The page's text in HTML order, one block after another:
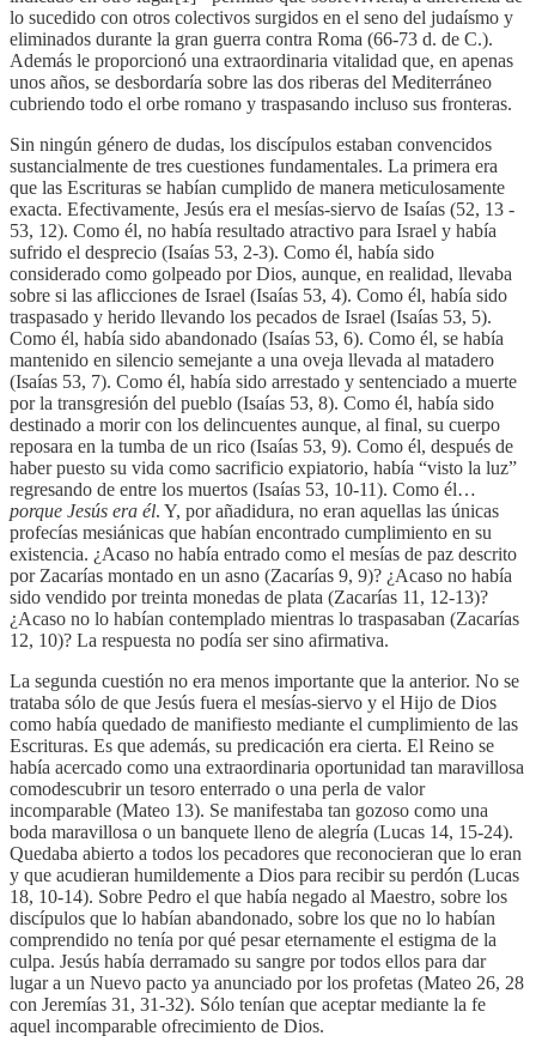
lo sucedido con otros colectivos surgidos en el seno del judaísmo y
eliminados durante la gran guerra contra Roma (66-73 d. de C.).
Además le proporcionó una extraordinaria vitalidad que, en apenas
unos años, se desbordaría sobre las dos riberas del Mediterráneo
cubriendo todo el orbe romano y traspasando incluso sus fronteras.
Sin ningún género de dudas, los discípulos estaban convencidos
sustancialmente de tres cuestiones fundamentales. La primera era
que las Escrituras se habían cumplido de manera meticulosamente
exacta. Efectivamente, Jesús era el mesías-siervo de Isaías (52, 13 -
53, 12). Como él, no había resultado atractivo para Israel y había
sufrido el desprecio (Isaías 53, 2-3). Como él, había sido
considerado como golpeado por Dios, aunque, en realidad, llevaba
sobre si las aflicciones de Israel (Isaías 53, 4). Como él, había sido
traspasado y herido llevando los pecados de Israel (Isaías 53, 5).
Como él, había sido abandonado (Isaías 53, 6). Como él, se había
mantenido en silencio semejante a una oveja llevada al matadero
(Isaías 53, 7). Como él, había sido arrestado y sentenciado a muerte
por la transgresión del pueblo (Isaías 53, 8). Como él, había sido
destinado a morir con los delincuentes aunque, al final, su cuerpo
reposara en la tumba de un rico (Isaías 53, 9). Como él, después de
haber puesto su vida como sacrificio expiatorio, había “visto la luz”
regresando de entre los muertos (Isaías 53, 10-11). Como él…
porque Jesús era él. Y, por añadidura, no eran aquellas las únicas
profecías mesiánicas que habían encontrado cumplimiento en su
existencia. ¿Acaso no había entrado como el mesías de paz descrito
por Zacarías montado en un asno (Zacarías 9, 9)? ¿Acaso no había
sido vendido por treinta monedas de plata (Zacarías 11, 12-13)?
¿Acaso no lo habían contemplado mientras lo traspasaban (Zacarías
12, 10)? La respuesta no podía ser sino afirmativa.
La segunda cuestión no era menos importante que la anterior. No se
trataba sólo de que Jesús fuera el mesías-siervo y el Hijo de Dios
como había quedado de manifiesto mediante el cumplimiento de las
Escrituras. Es que además, su predicación era cierta. El Reino se
había acercado como una extraordinaria oportunidad tan maravillosa
comodescubrir un tesoro enterrado o una perla de valor
incomparable (Mateo 13). Se manifestaba tan gozoso como una
boda maravillosa o un banquete lleno de alegría (Lucas 14, 15-24).
Quedaba abierto a todos los pecadores que reconocieran que lo eran
y que acudieran humildemente a Dios para recibir su perdón (Lucas
18, 10-14). Sobre Pedro el que había negado al Maestro, sobre los
discípulos que lo habían abandonado, sobre los que no lo habían
comprendido no tenía por qué pesar eternamente el estigma de la
culpa. Jesús había derramado su sangre por todos ellos para dar
lugar a un Nuevo pacto ya anunciado por los profetas (Mateo 26, 28
con Jeremías 31, 31-32). Sólo tenían que aceptar mediante la fe
aquel incomparable ofrecimiento de Dios.